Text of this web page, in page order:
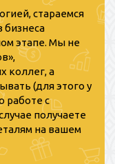
стараемся
бизнеса
этапе. Мы не
коллег, а
(для этого у
работе с
получаете
на вашем